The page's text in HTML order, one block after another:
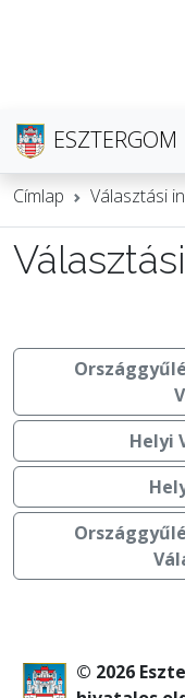
ESZTERGOM
Címlap Választási
Helyi
© 2026